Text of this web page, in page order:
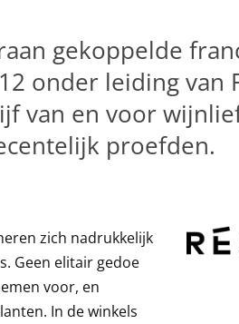
gekoppelde
onder leiding van
van en voor
proefden.
zich nadrukkelijk
Geen elitair gedoe
voor, en
In de winkels